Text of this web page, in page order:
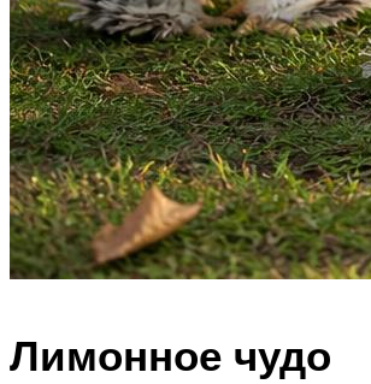
Лимонное чудо